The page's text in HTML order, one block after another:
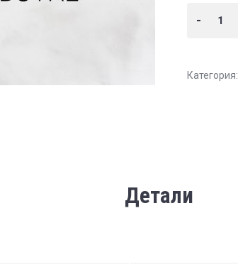
-
Категория:
Детали